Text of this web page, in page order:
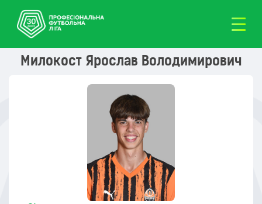
Милокост Ярослав Володимирович